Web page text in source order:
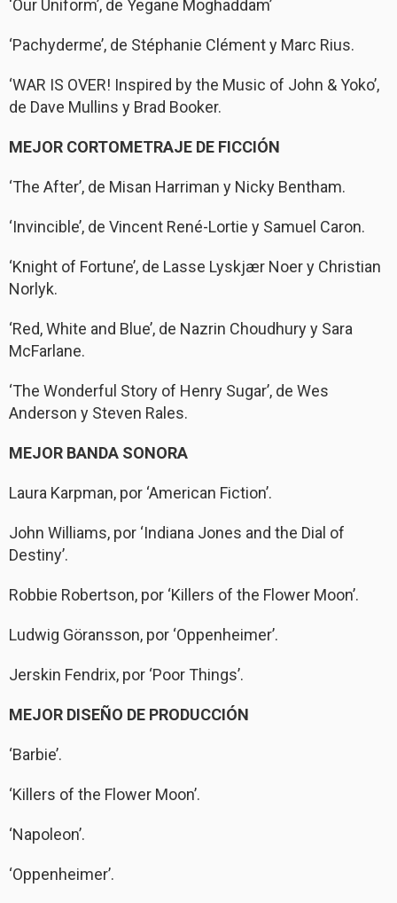
‘Our Uniform’, de Yegane Moghaddam’
‘Pachyderme’, de Stéphanie Clément y Marc Rius.
‘WAR IS OVER! Inspired by the Music of John & Yoko’,
de Dave Mullins y Brad Booker.
MEJOR CORTOMETRAJE DE FICCIÓN
‘The After’, de Misan Harriman y Nicky Bentham.
‘Invincible’, de Vincent René-Lortie y Samuel Caron.
‘Knight of Fortune’, de Lasse Lyskjær Noer y Christian
Norlyk.
‘Red, White and Blue’, de Nazrin Choudhury y Sara
McFarlane.
‘The Wonderful Story of Henry Sugar’, de Wes
Anderson y Steven Rales.
MEJOR BANDA SONORA
Laura Karpman, por ‘American Fiction’.
John Williams, por ‘Indiana Jones and the Dial of
Destiny’.
Robbie Robertson, por ‘Killers of the Flower Moon’.
Ludwig Göransson, por ‘Oppenheimer’.
Jerskin Fendrix, por ‘Poor Things’.
MEJOR DISEÑO DE PRODUCCIÓN
‘Barbie’.
‘Killers of the Flower Moon’.
‘Napoleon’.
‘Oppenheimer’.